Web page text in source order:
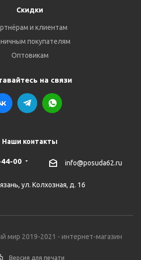
Скидки
и клиентам
покупателям
Оптовикам
на связи
Наши контакты
00 info@posuda62.ru
ул. Колхозная, д. 16
мир 2019-2021 - интернет-магазин
Версия для печати